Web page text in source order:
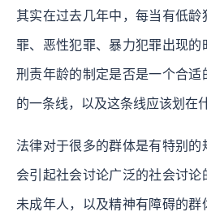
其实在过去几年中，每当有低
罪、恶性犯罪、暴力犯罪出现
刑责年龄的制定是否是一个合
的一条线，以及这条线应该划在
法律对于很多的群体是有特别
会引起社会讨论广泛的社会讨
未成年人，以及精神有障碍的群